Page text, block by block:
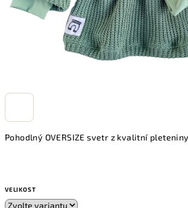
Pohodlný OVERSIZE svetr z kvalitní
VELIKOST